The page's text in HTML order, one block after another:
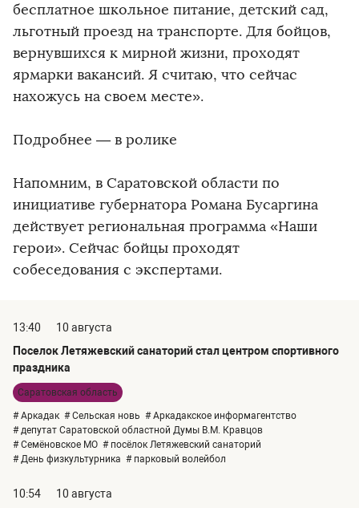
бесплатное школьное питание, детский сад,
льготный проезд на транспорте. Для бойцов,
вернувшихся к мирной жизни, проходят
ярмарки вакансий. Я считаю, что сейчас
нахожусь на своем месте».
Подробнее — в ролике
Напомним, в Саратовской области по
инициативе губернатора Романа Бусаргина
действует региональная программа «Наши
герои». Сейчас бойцы проходят
собеседования с экспертами.
13:40
10 августа
Поселок Летяжевский санаторий стал центром спортивного
праздника
Саратовская область
# Аркадак # Сельская новь # Аркадакское информагентство
# депутат Саратовской областной Думы В.М. Кравцов
# Семёновское МО # посёлок Летяжевский санаторий
# День физкультурника # парковый волейбол
10:54
10 августа